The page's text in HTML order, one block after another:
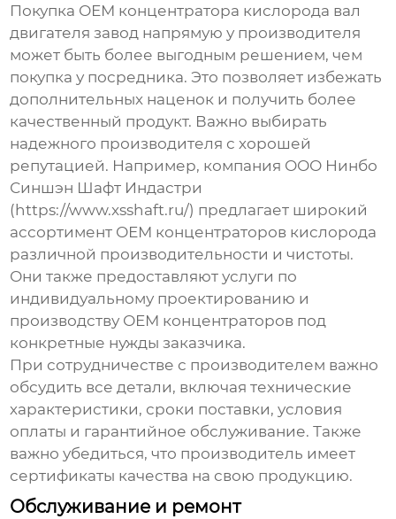
Покупка ОЕМ концентратора кислорода вал
двигателя завод напрямую у производителя
может быть более выгодным решением, чем
покупка у посредника. Это позволяет избежать
дополнительных наценок и получить более
качественный продукт. Важно выбирать
надежного производителя с хорошей
репутацией. Например, компания ООО Нинбо
Синшэн Шафт Индастри
(https://www.xsshaft.ru/) предлагает широкий
ассортимент ОЕМ концентраторов кислорода
различной производительности и чистоты.
Они также предоставляют услуги по
индивидуальному проектированию и
производству ОЕМ концентраторов под
конкретные нужды заказчика.
При сотрудничестве с производителем важно
обсудить все детали, включая технические
характеристики, сроки поставки, условия
оплаты и гарантийное обслуживание. Также
важно убедиться, что производитель имеет
сертификаты качества на свою продукцию.
Обслуживание и ремонт